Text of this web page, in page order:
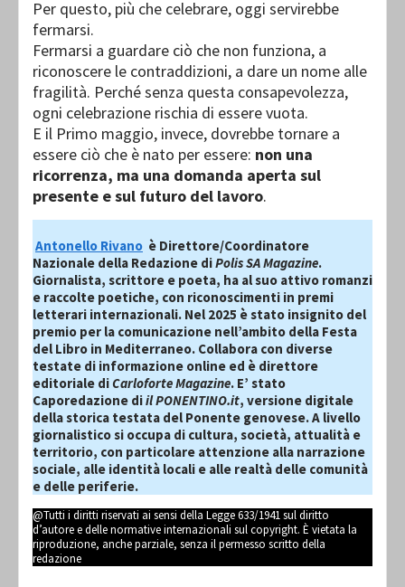
Per questo, più che celebrare, oggi servirebbe
fermarsi.
Fermarsi a guardare ciò che non funziona, a
riconoscere le contraddizioni, a dare un nome alle
fragilità. Perché senza questa consapevolezza,
ogni celebrazione rischia di essere vuota.
E il Primo maggio, invece, dovrebbe tornare a
essere ciò che è nato per essere: non una
ricorrenza, ma una domanda aperta sul
presente e sul futuro del lavoro.
Antonello Rivano è Direttore/Coordinatore
Nazionale della Redazione diPolis SA Magazine.
Giornalista, scrittore e poeta, ha al suo attivo romanzi
e raccolte poetiche, con riconoscimenti in premi
letterari internazionali. Nel 2025 è stato insignito del
premio per la comunicazione nell’ambito della Festa
del Libro in Mediterraneo. Collabora con diverse
testate di informazione online ed è direttore
editoriale diCarloforte Magazine. E’ stato
Caporedazione diil PONENTINO.it, versione digitale
della storica testata del Ponente genovese. A livello
giornalistico si occupa di cultura, società, attualità e
territorio, con particolare attenzione alla narrazione
sociale, alle identità locali e alle realtà delle comunità
e delle periferie.
@Tutti i diritti riservati ai sensi della Legge 633/1941 sul diritto
d’autore e delle normative internazionali sul copyright. È vietata la
riproduzione, anche parziale, senza il permesso scritto della
redazione